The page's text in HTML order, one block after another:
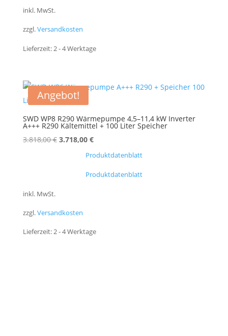
inkl. MwSt.
zzgl.Versandkosten
Lieferzeit:2 - 4 Werktage
Angebot!
SWD WP8 R290 Wärmepumpe 4,5–11,4 kW Inverter
A+++ R290 Kältemittel + 100 Liter Speicher
3.818,00€ Ursprünglicher
3.818,00 €
3.718,00 €Aktueller
Preis
3.718,00 €.
Produktdatenblatt
Produktdatenblatt
inkl. MwSt.
zzgl.Versandkosten
Lieferzeit:2 - 4 Werktage